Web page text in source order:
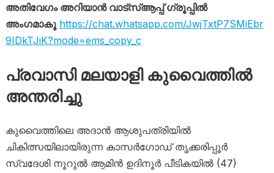
അതിവേഗം അറിയാൻ വാട്സ്ആപ്പ് ഗ്രൂപ്പിൽ
അംഗമാകൂ https://chat.whatsapp.com/JwjTxtP7SMiEbr
9IDkTJiK?mode=ems_copy_c
പ്രവാസി മലയാളി കുവൈത്തിൽ
അന്തരിച്ചു
കുവൈത്തിലെ അദാൻ ആശുപത്രിയിൽ
ചികിത്സയിലായിരുന്ന കാസർഗോഡ് തൃക്കരിപ്പൂർ
സ്വദേശി നൂറുൽ ആമിൻ ഉദിനൂർ പീടികയിൽ (47)